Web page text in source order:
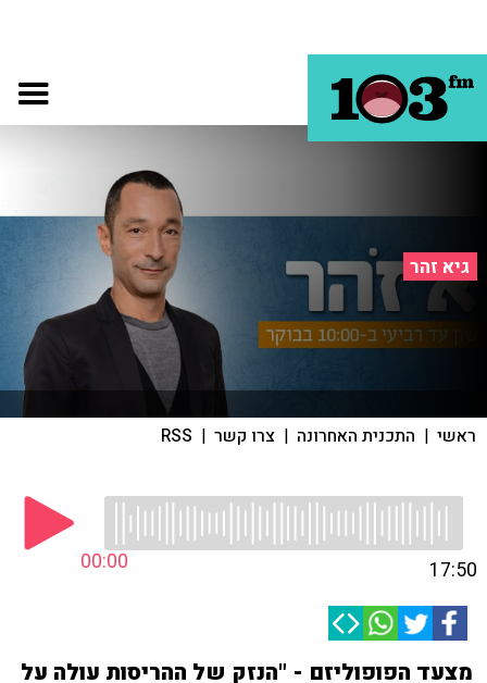
גיא זהר
ראשי | התכנית האחרונה | צרו קשר |
RSS
00:00 17:50
מצעד הפופוליזם - "הנזק של ההריסות עולה על